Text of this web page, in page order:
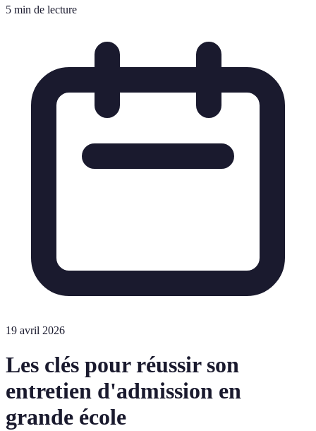
5 min de lecture
19 avril 2026
Les clés pour réussir son
entretien d'admission en
grande école